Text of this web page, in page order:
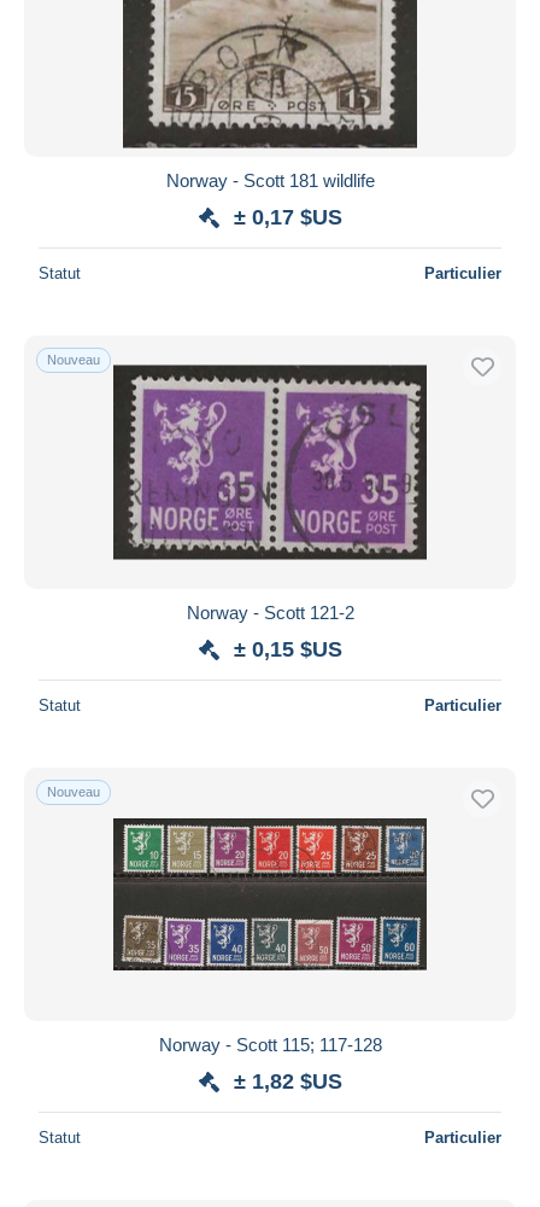
Norway - Scott 181 wildlife
± 0,17 $US
Statut Particulier
Nouveau
Norway - Scott 121-2
± 0,15 $US
Statut Particulier
Nouveau
Norway - Scott 115; 117-128
± 1,82 $US
Statut Particulier